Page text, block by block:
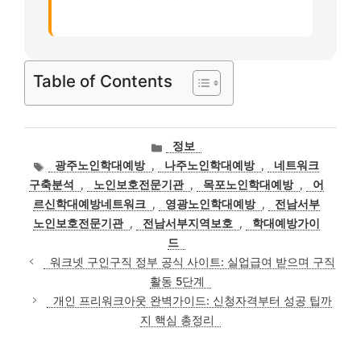
Table of Contents
카
테
고
리
정보
태
그
광주노인학대예방 , 나주노인학대예방 ,
네트워크
구축분석
, 노인보호전문기관 , 목포노인학대예방 ,
어
르신학대예방네트워크 , 영광노인학대예방 ,
전남서부
노인보호전문기관 , 전남서부지역보호 ,
학대예방가이
드
워크넷 구인구직 정부 공식 사이트: 실업급여 받으며 구직
활동 5단계
개인 프리워크아웃 완벽가이드: 신청자격부터 성공 팁까
지 핵심 총정리